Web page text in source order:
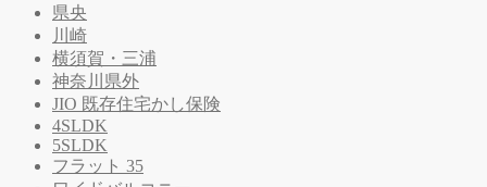
県央
川崎
横須賀・三浦
神奈川県外
JIO 既存住宅かし保険
4SLDK
5SLDK
フラット 35